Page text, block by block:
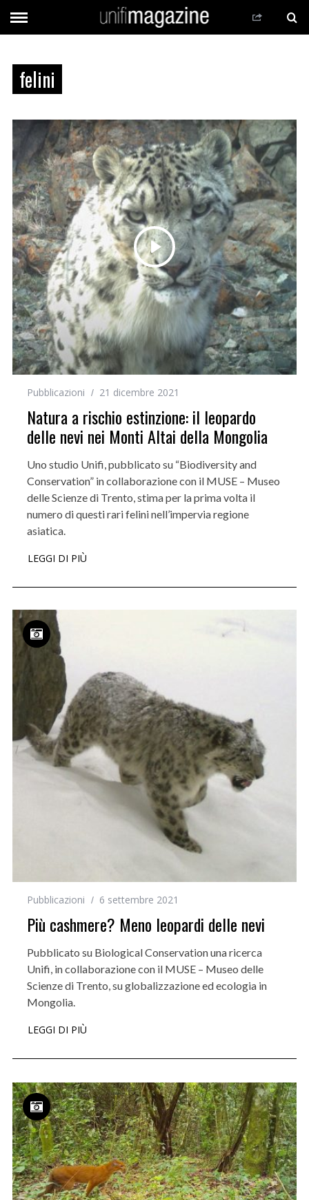
felini
Pubblicazioni 21 dicembre 2021
Natura a rischio estinzione: il leopardo
delle nevi nei Monti Altai della Mongolia
Uno studio Unifi, pubblicato su “Biodiversity and
Conservation” in collaborazione con il MUSE – Museo
delle Scienze di Trento, stima per la prima volta il
numero di questi rari felini nell’impervia regione
asiatica.
LEGGI DI PIÙ
Pubblicazioni 6 settembre 2021
Più cashmere? Meno leopardi delle nevi
Pubblicato su Biological Conservation una ricerca
Unifi, in collaborazione con il MUSE – Museo delle
Scienze di Trento, su globalizzazione ed ecologia in
Mongolia.
LEGGI DI PIÙ